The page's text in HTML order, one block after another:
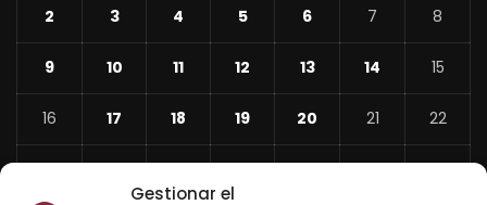
Gestionar el
2 3 4 5 6 7 8
9 10 11 12 13 14 15
16 17 18 19 20 21 22
23 24 25 26 27 28 29